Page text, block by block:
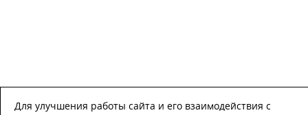
Для улучшения работы сайта и его взаимодействия с